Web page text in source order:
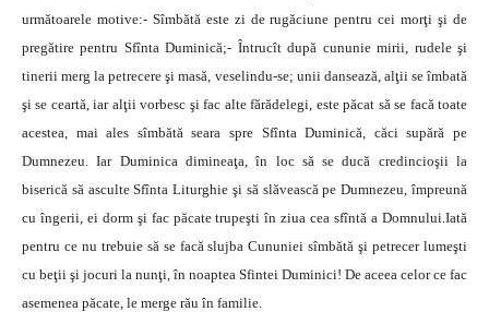
următoarele motive:- Sîmbătă este zi de rugăciune pentru cei morţi şi de
pregătire pentru Sfînta Duminică;- Întrucît după cununie mirii, rudele şi
tinerii merg la petrecere şi masă, veselindu-se; unii dansează, alţii se îmbată
şi se ceartă, iar alţii vorbesc şi fac alte fărădelegi, este păcat să se facă toate
acestea, mai ales sîmbătă seara spre Sfînta Duminică, căci supără pe
Dumnezeu. Iar Duminica dimineaţa, în loc să se ducă credincioşii la
biserică să asculte Sfînta Liturghie şi să slăvească pe Dumnezeu, împreună
cu îngerii, ei dorm şi fac păcate trupeşti în ziua cea sfîntă a Domnului.Iată
pentru ce nu trebuie să se facă slujba Cununiei sîmbătă şi petrecer lumeşti
cu beţii şi jocuri la nunţi, în noaptea Sfintei Duminici! De aceea celor ce fac
asemenea păcate, le merge rău în familie.